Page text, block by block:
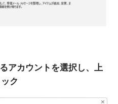
アカウントを選択し、上
ク